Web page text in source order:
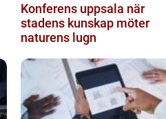
Konferens uppsala när
stadens kunskap möter
naturens lugn